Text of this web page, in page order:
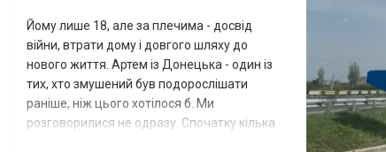
Йому лише 18, але за плечима - досвід
війни, втрати дому і довгого шляху до
нового життя. Артем із Донецька - один із
тих, хто змушений був подорослішати
раніше, ніж цього хотілося б. Ми
розговорилися не одразу. Спочатку кілька